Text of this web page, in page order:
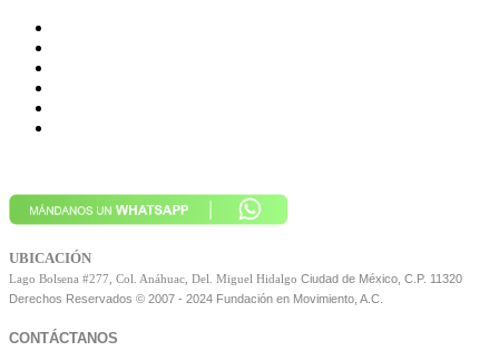
UBICACIÓN
Lago Bolsena #277, Col. Anáhuac, Del. Miguel Hidalgo Ciudad de México, C.P. 11320
Derechos Reservados © 2007 - 2024 Fundación en Movimiento, A.C.
CONTÁCTANOS